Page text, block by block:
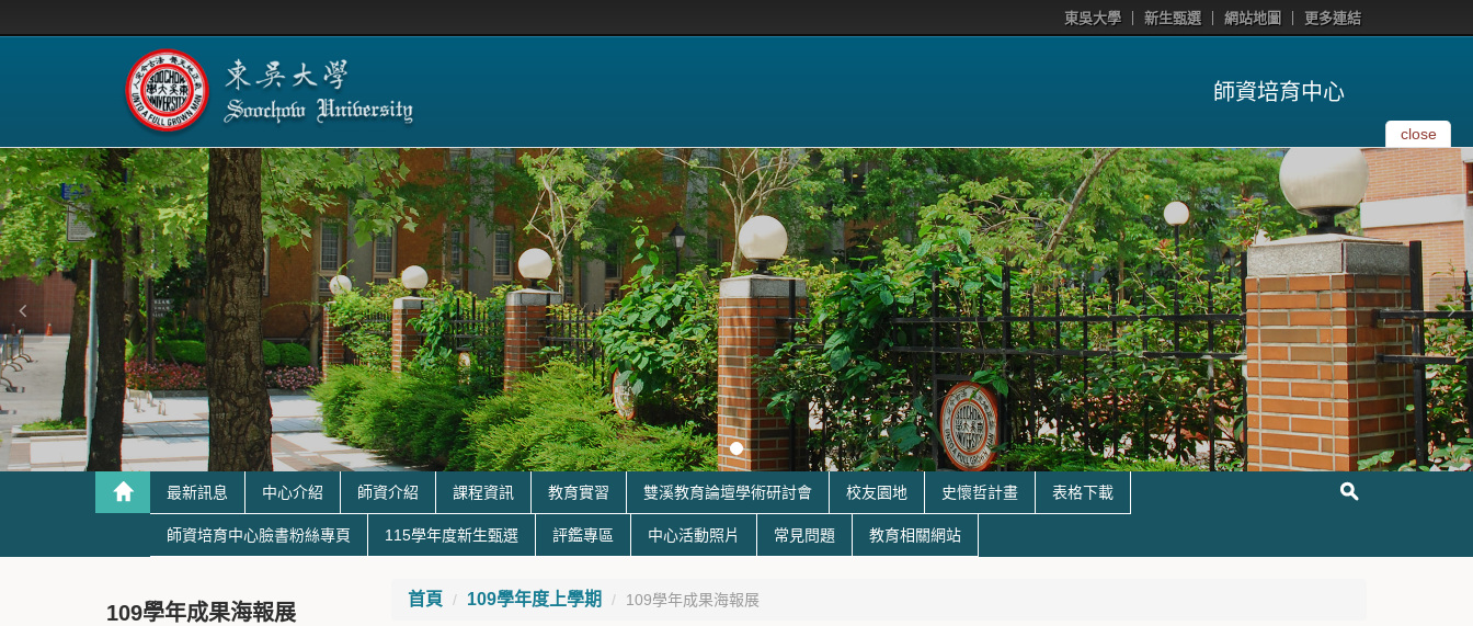
東吳大學 新生甄選 網站地圖 更多連結
師資培育中心
close
最新訊息 中心介紹 師資介紹 課程資訊 教育實習 雙溪教育論壇學術研討會 校友園地 史懷哲計畫 表格下載
師資培育中心臉書粉絲專頁 115學年度新生甄選 評鑑專區 中心活動照片 常見問題 教育相關網站
首頁 109學年度上學期 109學年成果海報展
109學年成果海報展